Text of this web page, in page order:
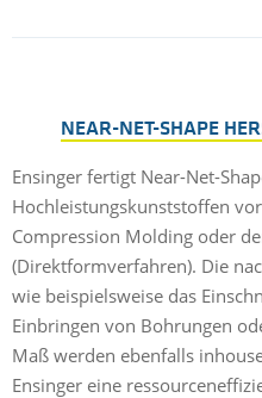
NEAR-NET-SHAPE
Ensinger fertigt Near-Net-
Hochleistungskunststoffen
Compression Molding oder
(Direktformverfahren). Die
wie beispielsweise das
Einbringen von Bohrungen
Maß werden ebenfalls
Ensinger eine